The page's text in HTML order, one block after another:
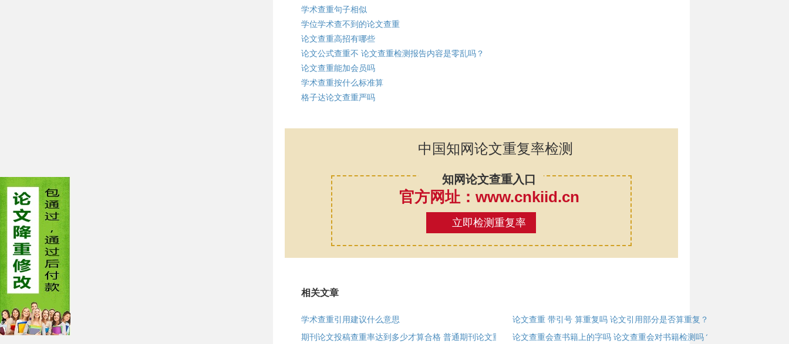
学术查重句子相似
学位学术查不到的论文查重
论文查重高招有哪些
论文公式查重不 论文查重检测报告内容是零乱吗？
论文查重能加会员吗
学术查重按什么标准算
格子达论文查重严吗
中国知网论文重复率检测
知网论文查重入口
官方网址：www.cnkiid.cn
立即检测重复率
相关文章
学术查重引用建议什么意思
期刊论文投稿查重率达到多少才算合格 普通期刊论文重
论文查重 带引号 算重复吗 论文引用部分是否算重复？
论文查重会查书籍上的字吗 论文查重会对书籍检测吗？